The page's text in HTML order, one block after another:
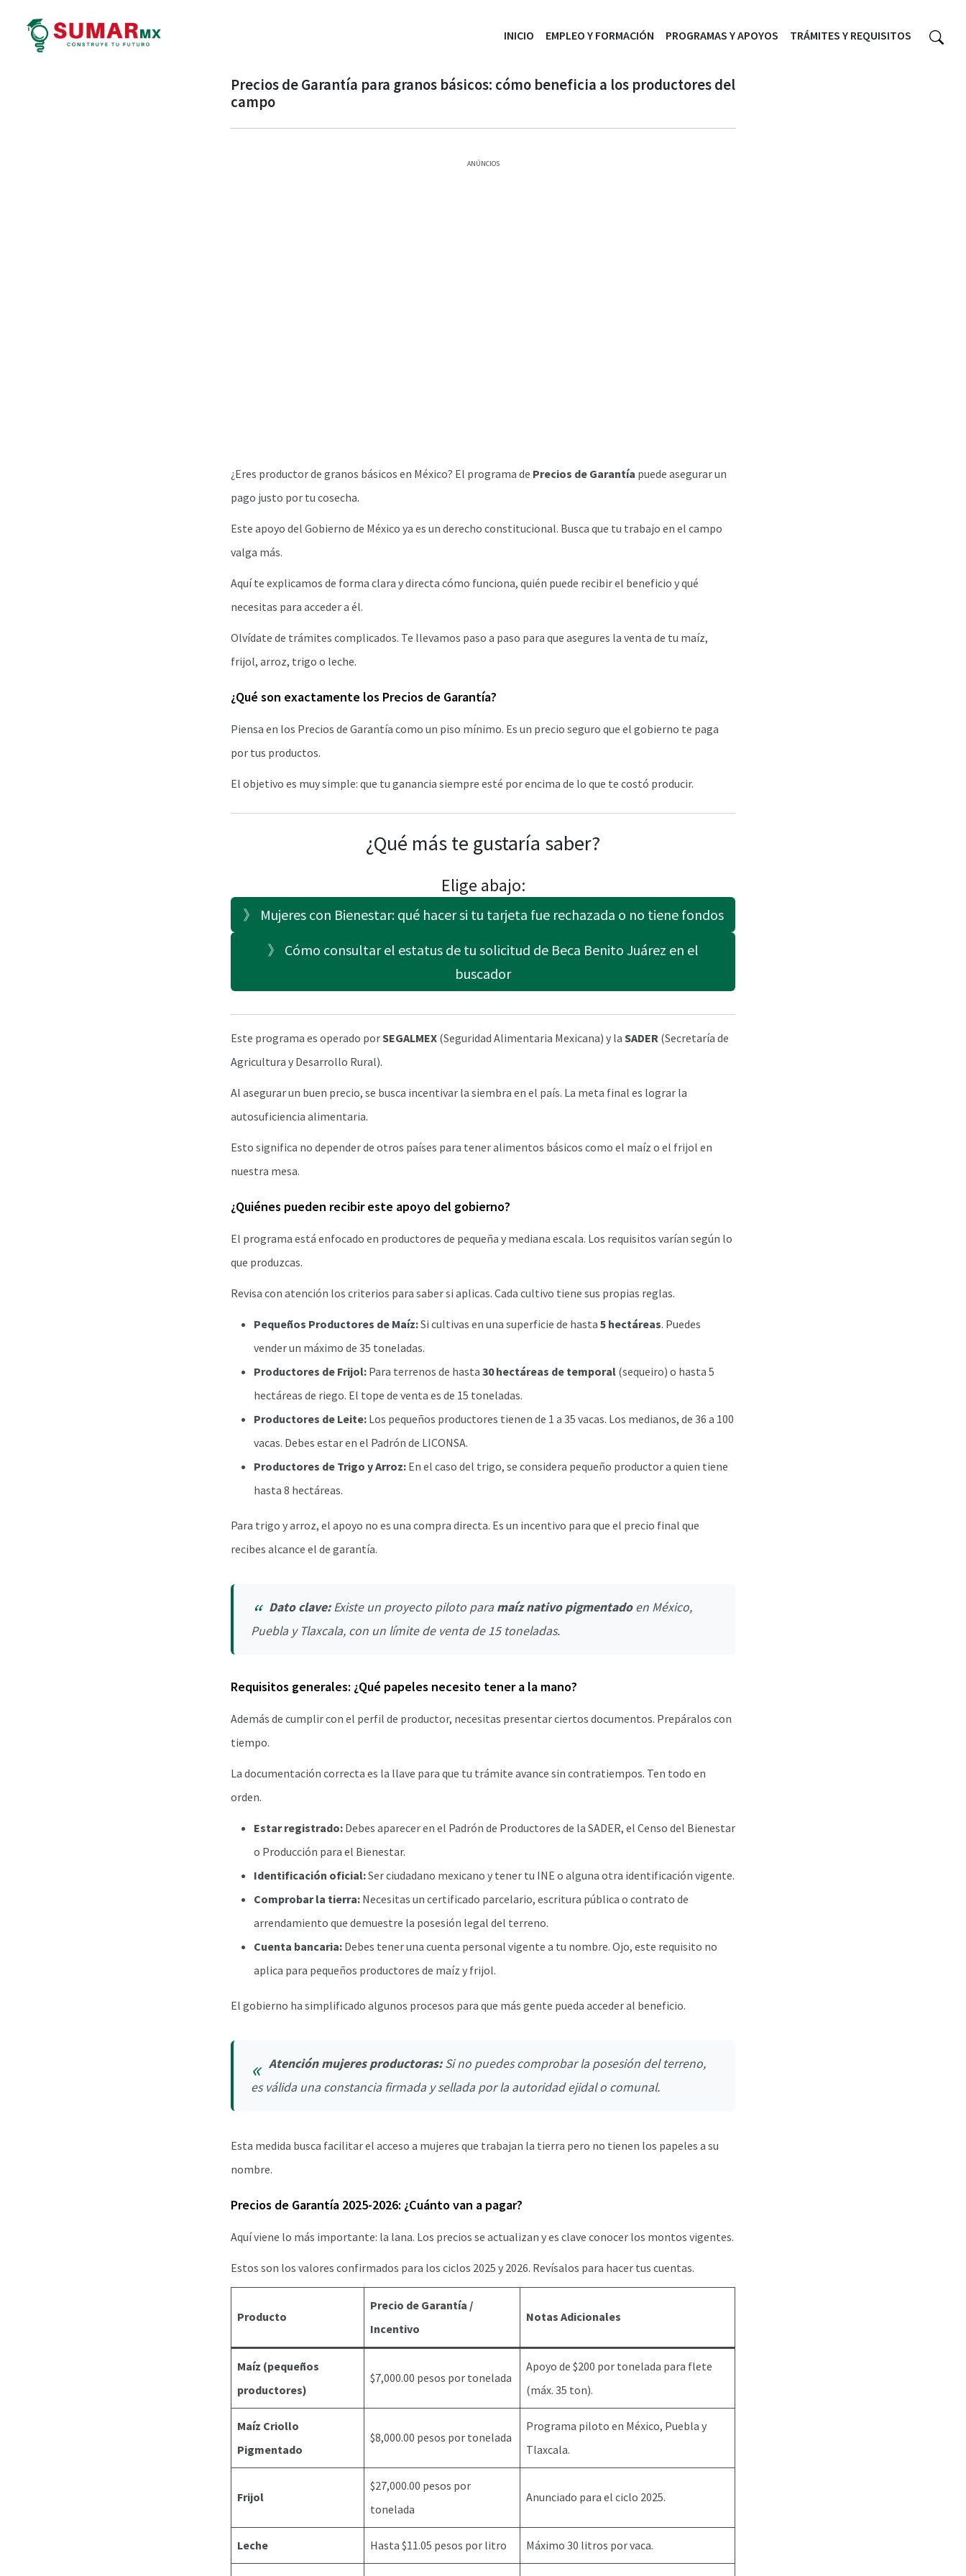
INICIO EMPLEO Y FORMACIÓN PROGRAMAS Y APOYOS TRÁMITES Y REQUISITOS
Precios de Garantía para granos básicos: cómo beneficia a los productores del
campo
ANÚNCIOS
¿Eres productor de granos básicos en México? El programa de Precios de Garantía puede asegurar un
pago justo por tu cosecha.
Este apoyo del Gobierno de México ya es un derecho constitucional. Busca que tu trabajo en el campo
valga más.
Aquí te explicamos de forma clara y directa cómo funciona, quién puede recibir el beneficio y qué
necesitas para acceder a él.
Olvídate de trámites complicados. Te llevamos paso a paso para que asegures la venta de tu maíz,
frijol, arroz, trigo o leche.
¿Qué son exactamente los Precios de Garantía?
Piensa en los Precios de Garantía como un piso mínimo. Es un precio seguro que el gobierno te paga
por tus productos.
El objetivo es muy simple: que tu ganancia siempre esté por encima de lo que te costó producir.
¿Qué más te gustaría saber?
Elige abajo:
》 Mujeres con Bienestar: qué hacer si tu tarjeta fue rechazada o no tiene fondos
》 Cómo consultar el estatus de tu solicitud de Beca Benito Juárez en el
buscador
Este programa es operado porSEGALMEX (Seguridad Alimentaria Mexicana) y la SADER (Secretaría de
Agricultura y Desarrollo Rural).
Al asegurar un buen precio, se busca incentivar la siembra en el país. La meta final es lograr la
autosuficiencia alimentaria.
Esto significa no depender de otros países para tener alimentos básicos como el maíz o el frijol en
nuestra mesa.
¿Quiénes pueden recibir este apoyo del gobierno?
El programa está enfocado en productores de pequeña y mediana escala. Los requisitos varían según lo
que produzcas.
Revisa con atención los criterios para saber si aplicas. Cada cultivo tiene sus propias reglas.
Pequeños Productores de Maíz:Si cultivas en una superficie de hasta 5 hectáreas. Puedes
vender un máximo de 35 toneladas.
Productores de Frijol: Para terrenos de hasta 30 hectáreas de temporal (sequeiro) o hasta 5
hectáreas de riego. El tope de venta es de 15 toneladas.
Productores de Leite: Los pequeños productores tienen de 1 a 35 vacas. Los medianos, de 36 a 100
vacas. Debes estar en el Padrón de LICONSA.
Productores de Trigo y Arroz: En el caso del trigo, se considera pequeño productor a quien tiene
hasta 8 hectáreas.
Para trigo y arroz, el apoyo no es una compra directa. Es un incentivo para que el precio final que
recibes alcance el de garantía.
Dato clave:Existe un proyecto piloto para maíz nativo pigmentadoen México,
Puebla y Tlaxcala, con un límite de venta de 15 toneladas.
Requisitos generales: ¿Qué papeles necesito tener a la mano?
Además de cumplir con el perfil de productor, necesitas presentar ciertos documentos. Prepáralos con
tiempo.
La documentación correcta es la llave para que tu trámite avance sin contratiempos. Ten todo en
orden.
Estar registrado: Debes aparecer en el Padrón de Productores de la SADER, el Censo del Bienestar
o Producción para el Bienestar.
Identificación oficial:Ser ciudadano mexicano y tener tu INE o alguna otra identificación vigente.
Comprobar la tierra: Necesitas un certificado parcelario, escritura pública o contrato de
arrendamiento que demuestre la posesión legal del terreno.
Cuenta bancaria: Debes tener una cuenta personal vigente a tu nombre. Ojo, este requisito no
aplica para pequeños productores de maíz y frijol.
El gobierno ha simplificado algunos procesos para que más gente pueda acceder al beneficio.
Atención mujeres productoras:Si no puedes comprobar la posesión del terreno,
es válida una constancia firmada y sellada por la autoridad ejidal o comunal.
Esta medida busca facilitar el acceso a mujeres que trabajan la tierra pero no tienen los papeles a su
nombre.
Precios de Garantía 2025-2026: ¿Cuánto van a pagar?
Aquí viene lo más importante: la lana. Los precios se actualizan y es clave conocer los montos vigentes.
Estos son los valores confirmados para los ciclos 2025 y 2026. Revísalos para hacer tus cuentas.
Producto
Precio de Garantía /
Incentivo
Notas Adicionales
Maíz (pequeños
productores)
$7,000.00 pesos por tonelada
Apoyo de $200 por tonelada para flete
(máx. 35 ton).
Maíz Criollo
Pigmentado
$8,000.00 pesos por tonelada
Programa piloto en México, Puebla y
Tlaxcala.
Frijol
$27,000.00 pesos por
tonelada
Anunciado para el ciclo 2025.
Leche Hasta $11.05 pesos por litro Máximo 30 litros por vaca.